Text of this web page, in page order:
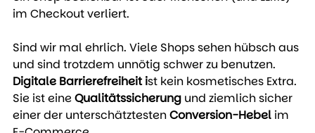
im Checkout verliert.
Sind wir mal ehrlich. Viele Shops sehen hübsch aus
und sind trotzdem unnötig schwer zu benutzen.
Digitale Barrierefreiheit ist kein kosmetisches Extra.
Sie ist eine Qualitätssicherung und ziemlich sicher
einer der unterschätztesten Conversion-Hebel im